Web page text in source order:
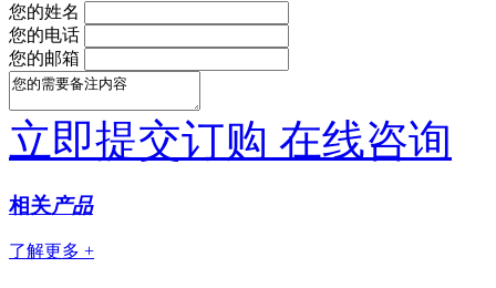
您的姓名
您的电话
您的邮箱
立即提交订购 在线咨询
相关产品
了解更多 +